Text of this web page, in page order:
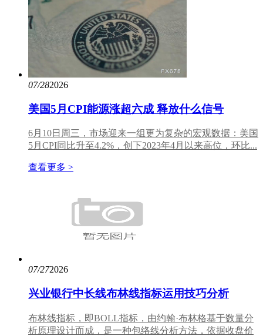
07/282026
美国5月CPI能源涨超六成 释放什么信号
6月10日周三，市场迎来一组更为复杂的宏观数据：美国
5月CPI同比升至4.2%，创下2023年4月以来高位，环比...
查看更多 >
07/272026
兴业银行中长线布林线指标运用技巧分析
布林线指标，即BOLL指标，由约翰·布林格基于数量分
析原理设计而成，是一种包络线分析方法，依据收盘价